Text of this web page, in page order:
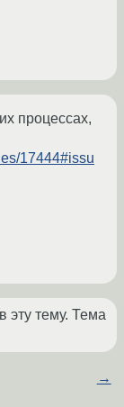
процессах,
17444#issu
эту тему. Тема
→